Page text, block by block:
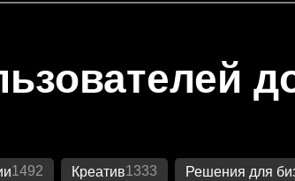
1492 Креатив1333 Решения для